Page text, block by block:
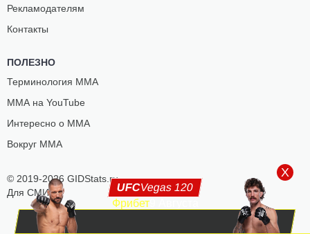
© 2019-2026 GIDStats.ru
Для СМИ
Рекламодателям
Контакты
ПОЛЕЗНО
Терминология ММА
ММА на YouTube
Интересно о ММА
Вокруг ММА
UFCVegas 120
9 Августа
Фрибет
X